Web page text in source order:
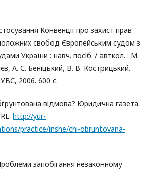
Конвенції про захист прав
свобод Європейським судом з
України : навч. посіб. / авткол. : М.
А. С. Беніцький, В. В. Кострицький.
2006. 600 c.
відмова? Юридична газета.
http://yur-
practice/inshe/chi-obruntovana-
запобігання незаконному